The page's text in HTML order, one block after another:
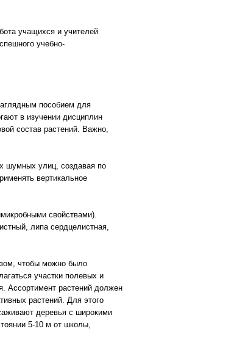
учащихся и учителей
учебно-
пособием для
в изучении дисциплин
состав растений. Важно,
шумных улиц, создавая по
вертикальное
свойствами).
липа сердцелистная,
чтобы можно было
участки полевых и
Ассортимент растений должен
растений. Для этого
деревья с широкими
5-10 м от школы,